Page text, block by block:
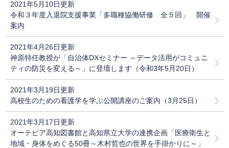
2021年5月10日更新
令和３年度入退院支援事業「多職種協働研修 全５回」 開催
案内
2021年4月26日更新
神原特任教授が「自治体DXセミナー ～データ活用がコミュニ
ティの防災を変える～」に登壇します（令和3年5月20日）
2021年3月19日更新
高校生のための看護学を学ぶ公開講座のご案内（3月25日）
2021年3月17日更新
オーテピア高知図書館と高知県立大学の連携企画「医療衛生と
地域・身体をめぐる50冊～木村哲也の世界を手掛かりに～」